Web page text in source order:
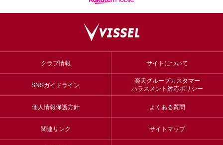
クラブ情報 サイトについて
SNSガイドライン
楽天グループカスタマー
ハラスメント対応ポリシー
個人情報保護方針 よくある質問
関連リンク サイトマップ